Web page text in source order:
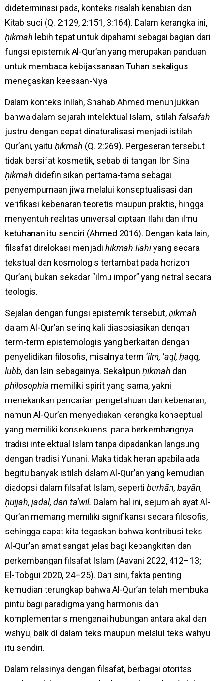
dideterminasi pada, konteks risalah kenabian dan
Kitab suci (Q. 2:129, 2:151, 3:164). Dalam kerangka ini,
ḥikmah lebih tepat untuk dipahami sebagai bagian dari
fungsi epistemik Al-Qur’an yang merupakan panduan
untuk membaca kebijaksanaan Tuhan sekaligus
menegaskan keesaan-Nya.
Dalam konteks inilah, Shahab Ahmed menunjukkan
bahwa dalam sejarah intelektual Islam, istilah falsafah
justru dengan cepat dinaturalisasi menjadi istilah
Qur’ani, yaitu ḥikmah (Q. 2:269). Pergeseran tersebut
tidak bersifat kosmetik, sebab di tangan Ibn Sina
ḥikmah didefinisikan pertama-tama sebagai
penyempurnaan jiwa melalui konseptualisasi dan
verifikasi kebenaran teoretis maupun praktis, hingga
menyentuh realitas universal ciptaan Ilahi dan ilmu
ketuhanan itu sendiri (Ahmed 2016). Dengan kata lain,
filsafat direlokasi menjadi hikmah Ilahiyang secara
tekstual dan kosmologis tertambat pada horizon
Qur’ani, bukan sekadar “ilmu impor” yang netral secara
teologis.
Sejalan dengan fungsi epistemik tersebut,ḥikmah
dalam Al-Qur’an sering kali diasosiasikan dengan
term-term epistemologis yang berkaitan dengan
penyelidikan filosofis, misalnya term ‘ilm, ‘aql, ḥaqq,
lubb, dan lain sebagainya. Sekalipun ḥikmah dan
philosophia memiliki spirit yang sama, yakni
menekankan pencarian pengetahuan dan kebenaran,
namun Al-Qur’an menyediakan kerangka konseptual
yang memiliki konsekuensi pada berkembangnya
tradisi intelektual Islam tanpa dipadankan langsung
dengan tradisi Yunani. Maka tidak heran apabila ada
begitu banyak istilah dalam Al-Qur’an yang kemudian
diadopsi dalam filsafat Islam, seperti burhān, bayān,
ḥujjah, jadal, dan ta’wil. Dalam hal ini, sejumlah ayat Al-
Qur’an memang memiliki signifikansi secara filosofis,
sehingga dapat kita tegaskan bahwa kontribusi teks
Al-Qur’an amat sangat jelas bagi kebangkitan dan
perkembangan filsafat Islam (Aavani 2022, 412–13;
El-Tobgui 2020, 24–25). Dari sini, fakta penting
kemudian terungkap bahwa Al-Qur’an telah membuka
pintu bagi paradigma yang harmonis dan
komplementaris mengenai hubungan antara akal dan
wahyu, baik di dalam teks maupun melalui teks wahyu
itu sendiri.
Dalam relasinya dengan filsafat, berbagai otoritas